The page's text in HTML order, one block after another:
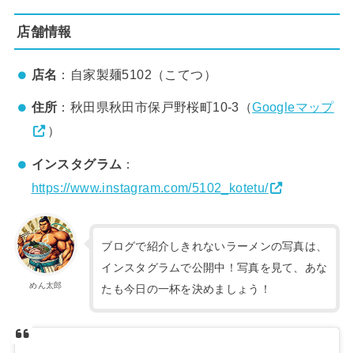
店舗情報
店名 ：自家製麺5102（こてつ）
住所 ：秋田県秋田市保戸野桜町10-3（Googleマップ
）
インスタグラム ：
https://www.instagram.com/5102_kotetu/
めん太郎
ブログで紹介しきれないラーメンの写真は、
インスタグラムで公開中！写真を見て、あな
たも今日の一杯を決めましょう！